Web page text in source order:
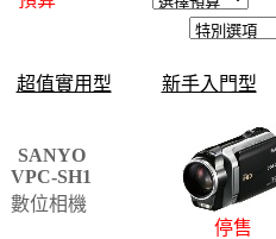
超值實用型 新手入門型
SANYO
VPC-SH1
數位相機
停售